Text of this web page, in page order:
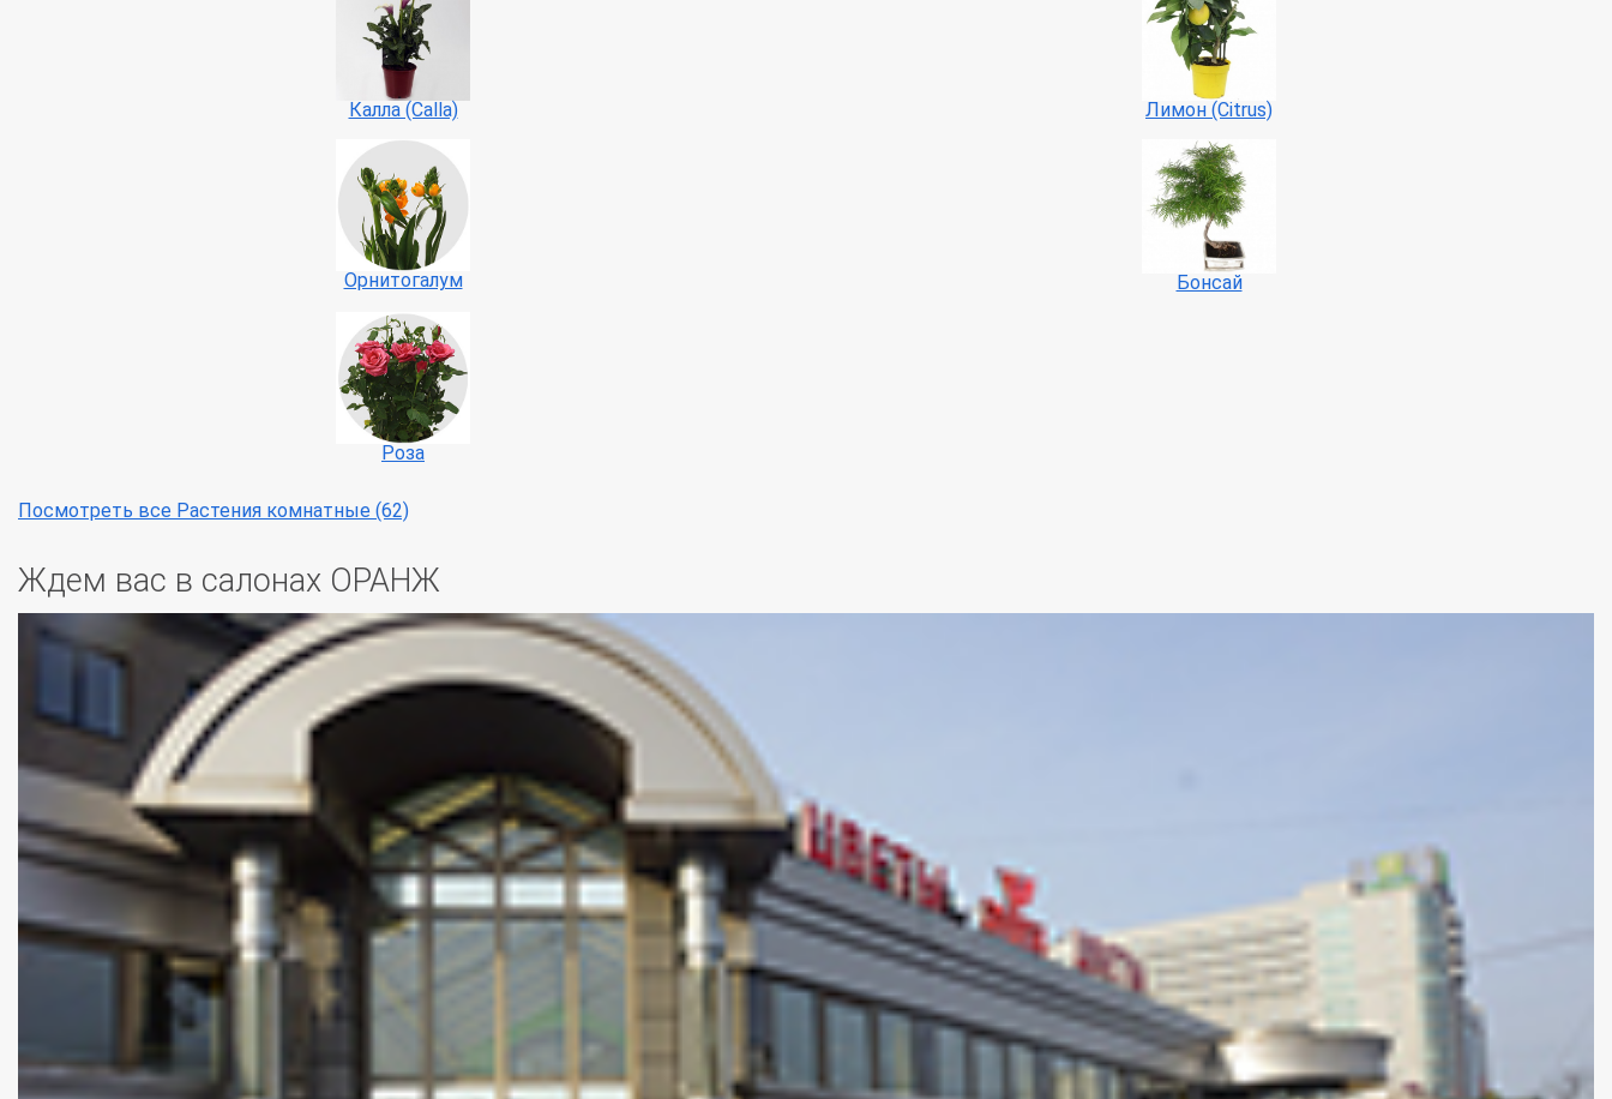
Калла (Calla) Лимон (Citrus)
Орнитогалум Бонсай
Роза
Посмотреть все Растения комнатные (62)
Ждем вас в салонах ОРАНЖ